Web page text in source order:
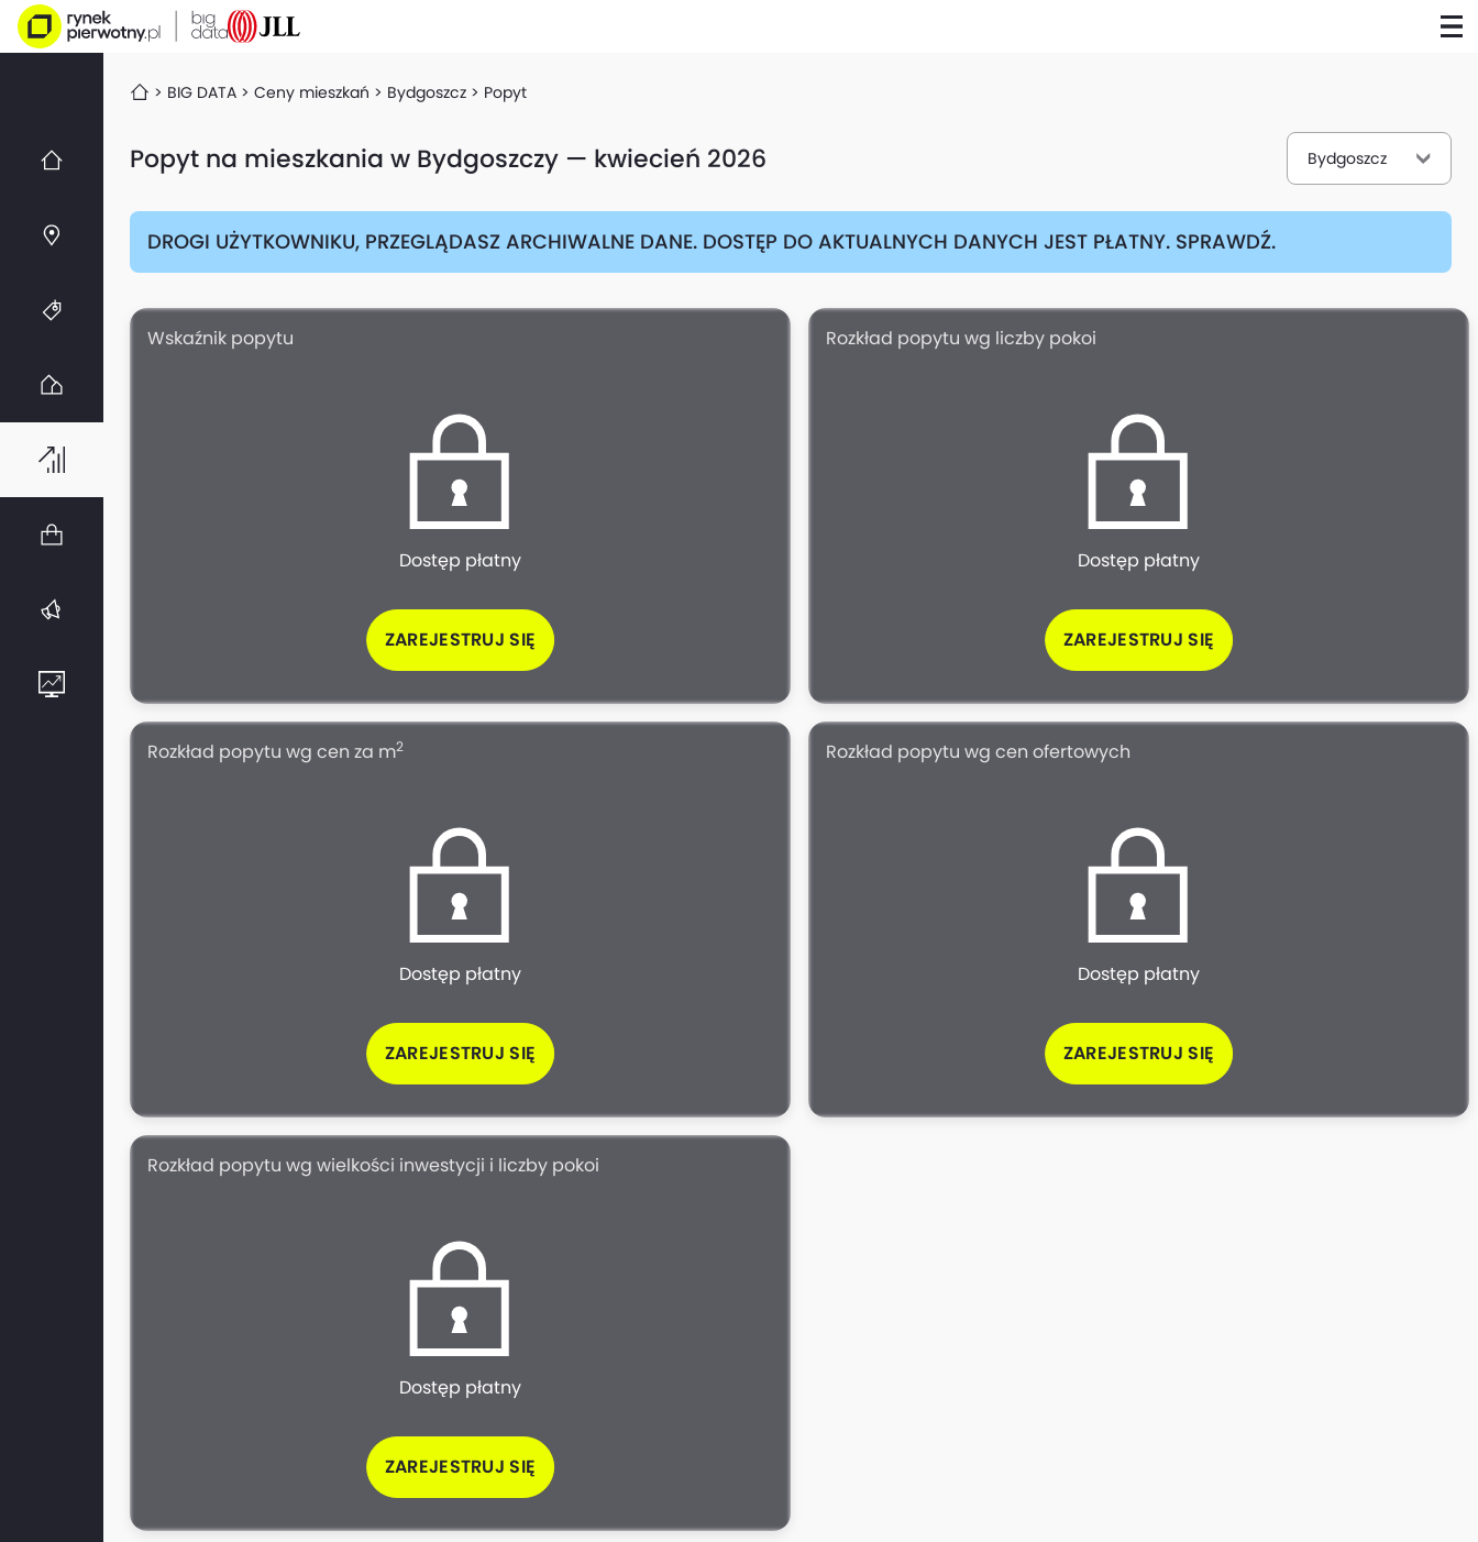
BIG DATA Ceny mieszkań Bydgoszcz Popyt
Popyt na mieszkania w Bydgoszczy — kwiecień 2026 Bydgoszcz
DROGI UŻYTKOWNIKU, PRZEGLĄDASZ ARCHIWALNE DANE. DOSTĘP DO AKTUALNYCH DANYCH JEST PŁATNY. SPRAWDŹ.
Wskaźnik popytu
Dostęp płatny
ZAREJESTRUJ SIĘ
Rozkład popytu wg liczby pokoi
Dostęp płatny
ZAREJESTRUJ SIĘ
Rozkład popytu wg cen za m2
Dostęp płatny
ZAREJESTRUJ SIĘ
Rozkład popytu wg cen ofertowych
Dostęp płatny
ZAREJESTRUJ SIĘ
Rozkład popytu wg wielkości inwestycji i liczby pokoi
Dostęp płatny
ZAREJESTRUJ SIĘ